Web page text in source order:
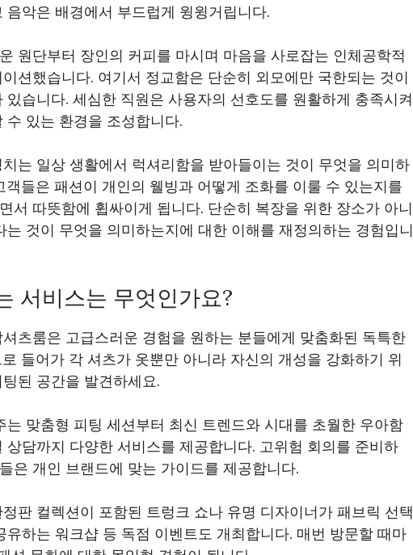
악은 배경에서 부드럽게 윙윙거립니다.
원단부터 장인의 커피를 마시며 마음을 사로잡는 인체공학적
션했습니다. 여기서 정교함은 단순히 외모에만 국한되는 것이
습니다. 세심한 직원은 사용자의 선호도를 원활하게 충족시켜
있는 환경을 조성합니다.
는 일상 생활에서 럭셔리함을 받아들이는 것이 무엇을 의미하
들은 패션이 개인의 웰빙과 어떻게 조화를 이룰 수 있는지를
서 따뜻함에 휩싸이게 됩니다. 단순히 복장을 위한 장소가 아니
것이 무엇을 의미하는지에 대한 이해를 재정의하는 경험입니
서비스는 무엇인가요?
츠룸은 고급스러운 경험을 원하는 분들에게 맞춤화된 독특한
들어가 각 셔츠가 옷뿐만 아니라 자신의 개성을 강화하기 위
된 공간을 발견하세요.
맞춤형 피팅 세션부터 최신 트렌드와 시대를 초월한 우아함
담까지 다양한 서비스를 제공합니다. 고위험 회의를 준비하
은 개인 브랜드에 맞는 가이드를 제공합니다.
판 컬렉션이 포함된 트렁크 쇼나 유명 디자이너가 패브릭 선택
하는 워크샵 등 독점 이벤트도 개최합니다. 매번 방문할 때마